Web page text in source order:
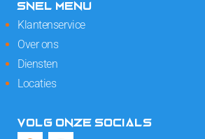
SNEL MENU
Klantenservice
Over ons
Diensten
Locaties
VOLG ONZE SOCIALS